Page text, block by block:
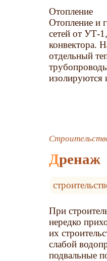
Отопление
Отопление и
сетей от УТ-
конвектора.
отдельный
изолируются
Дренаж
При
нередко
их
слабой
подвальные